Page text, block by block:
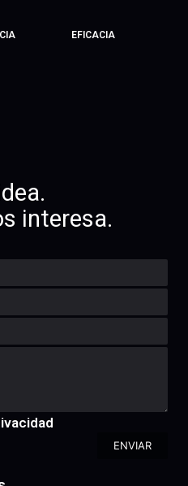
EFICACIA
interesa.
ENVIAR